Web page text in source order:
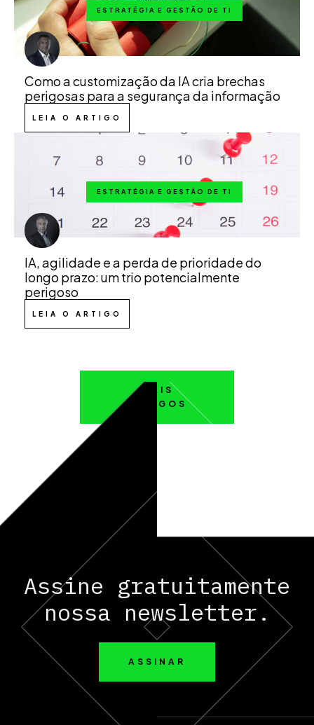
ESTRATÉGIA E GESTÃO DE TI
Como a customização da IA cria brechas
perigosas para a segurança da informação
LEIA O ARTIGO
ESTRATÉGIA E GESTÃO DE TI
IA, agilidade e a perda de prioridade do
longo prazo: um trio potencialmente
perigoso
LEIA O ARTIGO
MAIS
ARTIGOS
Assine gratuitamente
nossa newsletter.
ASSINAR